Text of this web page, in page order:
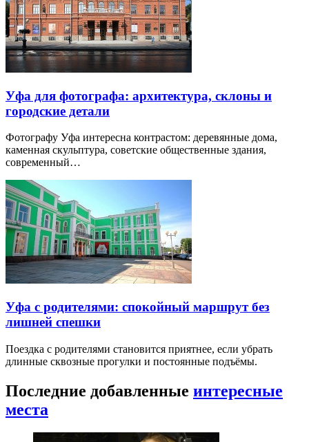
Уфа для фотографа: архитектура, склоны и
городские детали
Фотографу Уфа интересна контрастом: деревянные дома,
каменная скульптура, советские общественные здания,
современный…
Уфа с родителями: спокойный маршрут без
лишней спешки
Поездка с родителями становится приятнее, если убрать
длинные сквозные прогулки и постоянные подъёмы.
Последние добавленные интересные
места